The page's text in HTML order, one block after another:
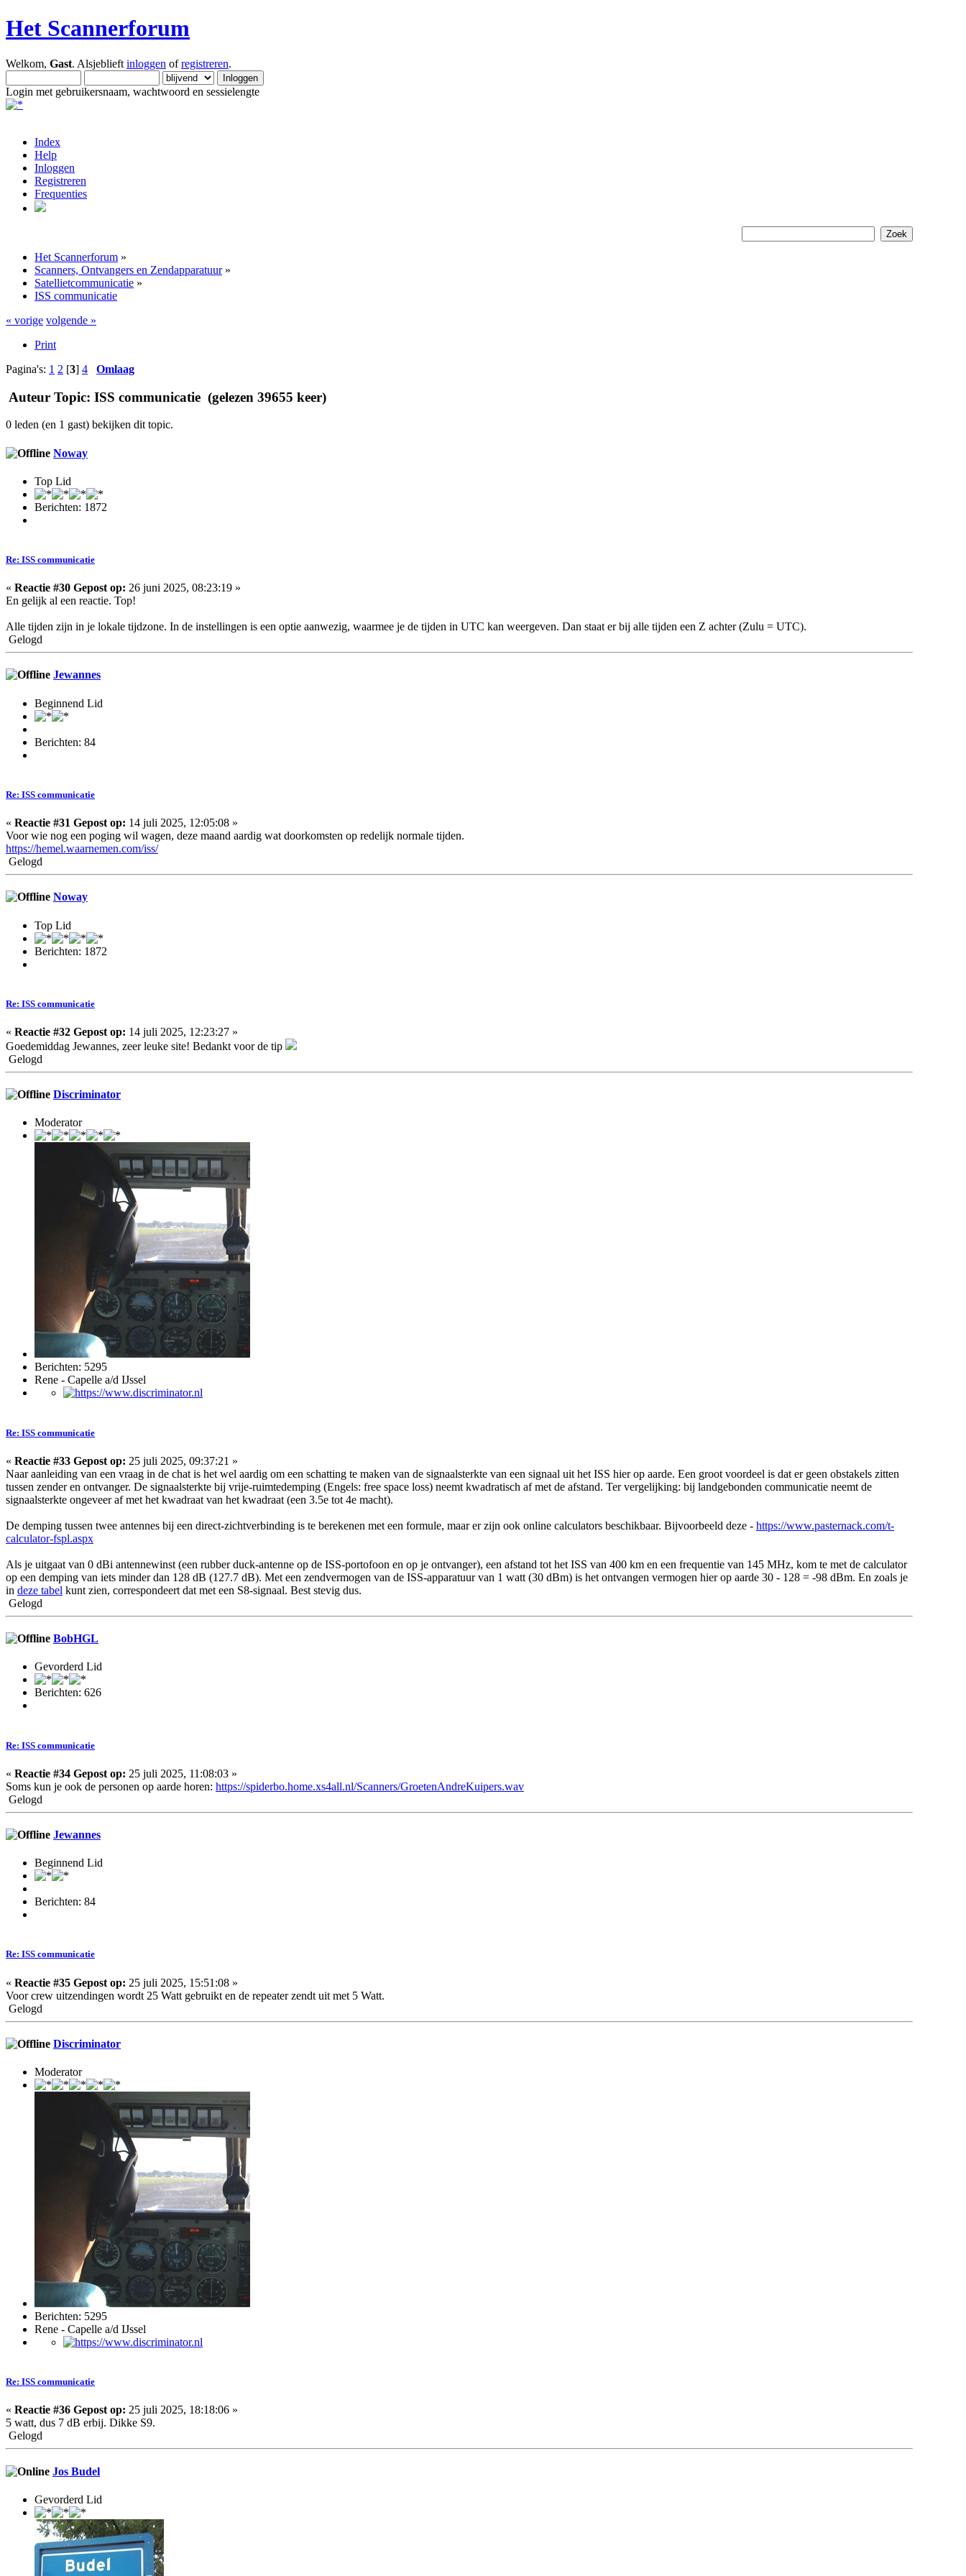
Het Scannerforum
Welkom, Gast. Alsjeblieft inloggen ofregistreren.
Login met gebruikersnaam, wachtwoord en sessielengte
Index
Help
Inloggen
Registreren
Frequenties
Het Scannerforum »
Scanners, Ontvangers en Zendapparatuur»
Satellietcommunicatie »
ISS communicatie
« vorige volgende »
Print
Pagina's: 1 2 [3] 4 Omlaag
Auteur Topic: ISS communicatie (gelezen 39655 keer)
0 leden (en 1 gast) bekijken dit topic.
Noway
Top Lid
Berichten: 1872
Re: ISS communicatie
« Reactie #30 Gepost op: 26 juni 2025, 08:23:19 »
En gelijk al een reactie. Top!
Alle tijden zijn in je lokale tijdzone. In de instellingen is een optie aanwezig, waarmee je de tijden in UTC kan weergeven. Dan staat er bij alle tijden een Z achter (Zulu = UTC).
Gelogd
Jewannes
Beginnend Lid
Berichten: 84
Re: ISS communicatie
« Reactie #31 Gepost op: 14 juli 2025, 12:05:08 »
Voor wie nog een poging wil wagen, deze maand aardig wat doorkomsten op redelijk normale tijden.
https://hemel.waarnemen.com/iss/
Gelogd
Noway
Top Lid
Berichten: 1872
Re: ISS communicatie
« Reactie #32 Gepost op: 14 juli 2025, 12:23:27 »
Goedemiddag Jewannes, zeer leuke site! Bedankt voor de tip
Gelogd
Discriminator
Moderator
Berichten: 5295
Rene - Capelle a/d IJssel
Re: ISS communicatie
« Reactie #33 Gepost op: 25 juli 2025, 09:37:21 »
Naar aanleiding van een vraag in de chat is het wel aardig om een schatting te maken van de signaalsterkte van een signaal uit het ISS hier op aarde. Een groot voordeel is dat er geen obstakels zitten
tussen zender en ontvanger. De signaalsterkte bij vrije-ruimtedemping (Engels: free space loss) neemt kwadratisch af met de afstand. Ter vergelijking: bij landgebonden communicatie neemt de
signaalsterkte ongeveer af met het kwadraat van het kwadraat (een 3.5e tot 4e macht).
De demping tussen twee antennes bij een direct-zichtverbinding is te berekenen met een formule, maar er zijn ook online calculators beschikbaar. Bijvoorbeeld deze - https://www.pasternack.com/t-
calculator-fspl.aspx
Als je uitgaat van 0 dBi antennewinst (een rubber duck-antenne op de ISS-portofoon en op je ontvanger), een afstand tot het ISS van 400 km en een frequentie van 145 MHz, kom te met de calculator
op een demping van iets minder dan 128 dB (127.7 dB). Met een zendvermogen van de ISS-apparatuur van 1 watt (30 dBm) is het ontvangen vermogen hier op aarde 30 - 128 = -98 dBm. En zoals je
in deze tabel kunt zien, correspondeert dat met een S8-signaal. Best stevig dus.
Gelogd
BobHGL
Gevorderd Lid
Berichten: 626
Re: ISS communicatie
« Reactie #34 Gepost op: 25 juli 2025, 11:08:03 »
Soms kun je ook de personen op aarde horen: https://spiderbo.home.xs4all.nl/Scanners/GroetenAndreKuipers.wav
Gelogd
Jewannes
Beginnend Lid
Berichten: 84
Re: ISS communicatie
« Reactie #35 Gepost op: 25 juli 2025, 15:51:08 »
Voor crew uitzendingen wordt 25 Watt gebruikt en de repeater zendt uit met 5 Watt.
Gelogd
Discriminator
Moderator
Berichten: 5295
Rene - Capelle a/d IJssel
Re: ISS communicatie
« Reactie #36 Gepost op: 25 juli 2025, 18:18:06 »
5 watt, dus 7 dB erbij. Dikke S9.
Gelogd
Jos Budel
Gevorderd Lid